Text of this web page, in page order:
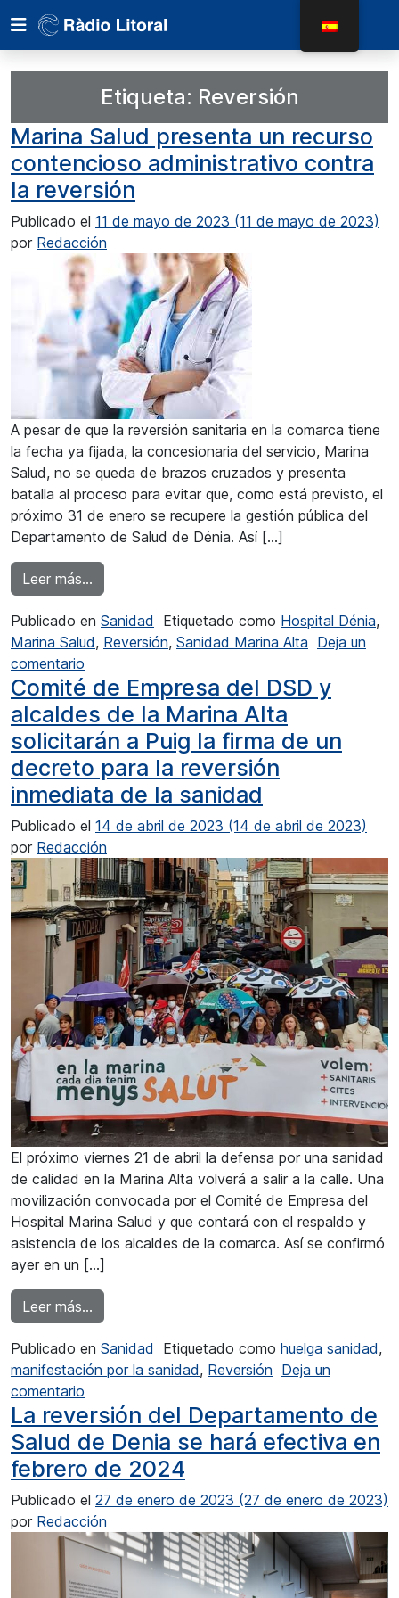
Etiqueta: Reversión
Marina Salud presenta un recurso
contencioso administrativo contra
la reversión
Publicado el 11 de mayo de 2023 (11 de mayo de 2023)
por Redacción
A pesar de que la reversión sanitaria en la comarca tiene
la fecha ya fijada, la concesionaria del servicio, Marina
Salud, no se queda de brazos cruzados y presenta
batalla al proceso para evitar que, como está previsto, el
próximo 31 de enero se recupere la gestión pública del
Departamento de Salud de Dénia. Así […]
Leer más…
Publicado en Sanidad Etiquetado como Hospital Dénia,
Marina Salud, Reversión, Sanidad Marina Alta Deja un
comentario
Comité de Empresa del DSD y
alcaldes de la Marina Alta
solicitarán a Puig la firma de un
decreto para la reversión
inmediata de la sanidad
Publicado el 14 de abril de 2023 (14 de abril de 2023)
por Redacción
El próximo viernes 21 de abril la defensa por una sanidad
de calidad en la Marina Alta volverá a salir a la calle. Una
movilización convocada por el Comité de Empresa del
Hospital Marina Salud y que contará con el respaldo y
asistencia de los alcaldes de la comarca. Así se confirmó
ayer en un […]
Leer más…
Publicado en Sanidad Etiquetado como huelga sanidad,
manifestación por la sanidad, Reversión Deja un
comentario
La reversión del Departamento de
Salud de Denia se hará efectiva en
febrero de 2024
Publicado el 27 de enero de 2023 (27 de enero de 2023)
por Redacción